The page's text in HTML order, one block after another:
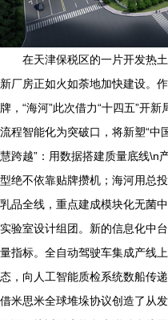
在天津保税区的一片开发热
新厂房正如火如荼地加快建设。
牌，“海河”此次借力“十四五”开
流程智能化为突破口，将新塑“中
慧跨越”：用数据搭建质量底线\n
型绝不依靠贴牌攒机；海河用总
乳品全线，重点建成模块化无菌
实验室设计组团。新的信息化中
量指标。全自动驾驶车集成产线
态，向人工智能质检系统数船传
借米思米全球堆垛协议创造了从